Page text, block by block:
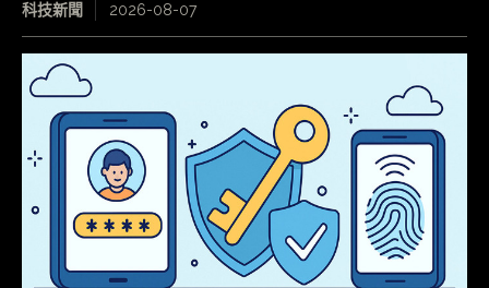
科技新聞 2026-08-07